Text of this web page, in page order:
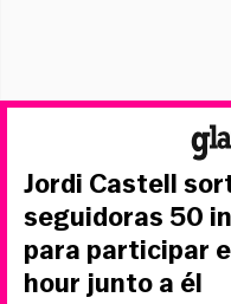
Jordi Castell
seguidoras 50
para participar
hour junto a él